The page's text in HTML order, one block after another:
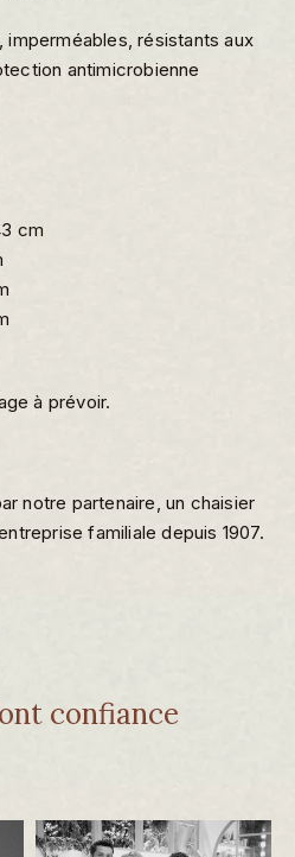
résistants aux
antimicrobienne
cm
à prévoir.
notre partenaire, un chaisier
familiale depuis 1907.
confiance